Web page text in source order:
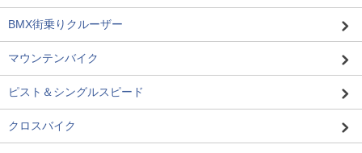
BMX街乗りクルーザー
マウンテンバイク
ピスト＆シングルスピード
クロスバイク